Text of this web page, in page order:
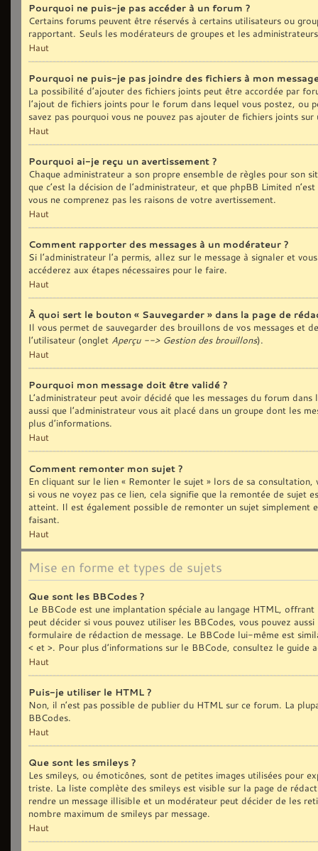
Pourquoi ne puis-je pas accéder à un forum ?
Certains forums peuvent être réservés à certains utilisateurs ou
rapportant. Seuls les modérateurs de groupes et les
Haut
Pourquoi ne puis-je pas joindre des fichiers à mon
La possibilité d’ajouter des fichiers joints peut être accordée par
l’ajout de fichiers joints pour le forum dans lequel vous postez, ou
savez pas pourquoi vous ne pouvez pas ajouter de fichiers joints
Haut
Pourquoi ai-je reçu un avertissement ?
Chaque administrateur a son propre ensemble de règles pour son
que c’est la décision de l’administrateur, et que phpBB Limited
vous ne comprenez pas les raisons de votre avertissement.
Haut
Comment rapporter des messages à un modérateur ?
Si l’administrateur l’a permis, allez sur le message à signaler et
accéderez aux étapes nécessaires pour le faire.
Haut
À quoi sert le bouton « Sauvegarder » dans la page de
Il vous permet de sauvegarder des brouillons de vos messages et
l’utilisateur (onglet Aperçu --> Gestion des brouillons).
Haut
Pourquoi mon message doit être validé ?
L’administrateur peut avoir décidé que les messages du forum
aussi que l’administrateur vous ait placé dans un groupe dont les
plus d’informations.
Haut
Comment remonter mon sujet ?
En cliquant sur le lien « Remonter le sujet » lors de sa consultation,
si vous ne voyez pas ce lien, cela signifie que la remontée de sujet
atteint. Il est également possible de remonter un sujet simplement
faisant.
Haut
Mise en forme et types de sujets
Que sont les BBCodes ?
Le BBCode est une implantation spéciale au langage HTML,
peut décider si vous pouvez utiliser les BBCodes, vous pouvez
formulaire de rédaction de message. Le BBCode lui-même est
< et >. Pour plus d’informations sur le BBCode, consultez le guide
Haut
Puis-je utiliser le HTML ?
Non, il n’est pas possible de publier du HTML sur ce forum. La
BBCodes.
Haut
Que sont les smileys ?
Les smileys, ou émoticônes, sont de petites images utilisées pour
triste. La liste complète des smileys est visible sur la page de
rendre un message illisible et un modérateur peut décider de les
nombre maximum de smileys par message.
Haut